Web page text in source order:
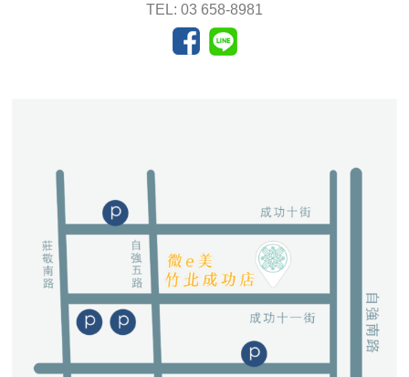
TEL: 03 658-8981